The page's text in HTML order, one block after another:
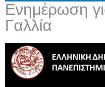
Ενημέρωση
Γαλλία